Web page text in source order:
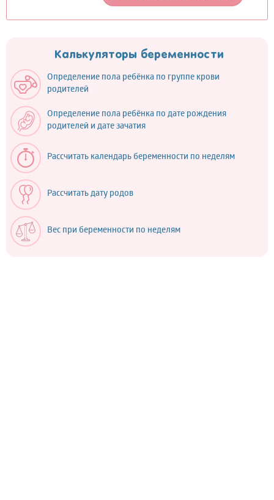
Калькуляторы беременности
Определение пола ребёнка по группе крови
родителей
Определение пола ребёнка по дате рождения
родителей и дате зачатия
Рассчитать календарь беременности по неделям
Рассчитать дату родов
Вес при беременности по неделям